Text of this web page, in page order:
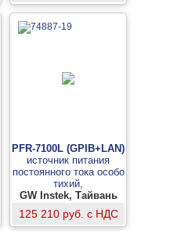
PFR-7100L (GPIB+LAN)
источник питания
постоянного тока особо
тихий,
программируемый
GW Instek, Тайвань
125 210 руб. с НДС